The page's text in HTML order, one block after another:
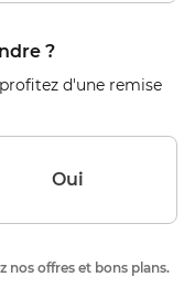
?
d'une remise
Oui
nos offres et bons plans.